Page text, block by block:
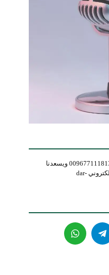
وللتواصل معنا عبر الواتساب: 00967711181351 ويسعدنا
التواصل معكم دائماً عبر البريد الإلكتروني dar-